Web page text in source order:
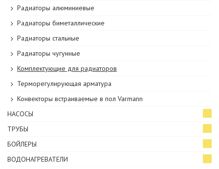
Радиаторы алюминиевые
Радиаторы биметаллические
Радиаторы стальные
Радиаторы чугунные
Комплектующие для радиаторов
Терморегулирующая арматура
Конвекторы встраиваемые в пол Varmann
НАСОСЫ
ТРУБЫ
БОЙЛЕРЫ
ВОДОНАГРЕВАТЕЛИ